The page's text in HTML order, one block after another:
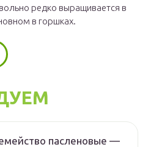
редко выращивается в
в горшках.
пасленовые —